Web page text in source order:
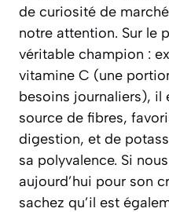
de curiosité de
notre attention. Sur le
véritable champion :
vitamine C (une
besoins journaliers), il
source de fibres,
digestion, et de
sa polyvalence. Si
aujourd’hui pour son
sachez qu’il est